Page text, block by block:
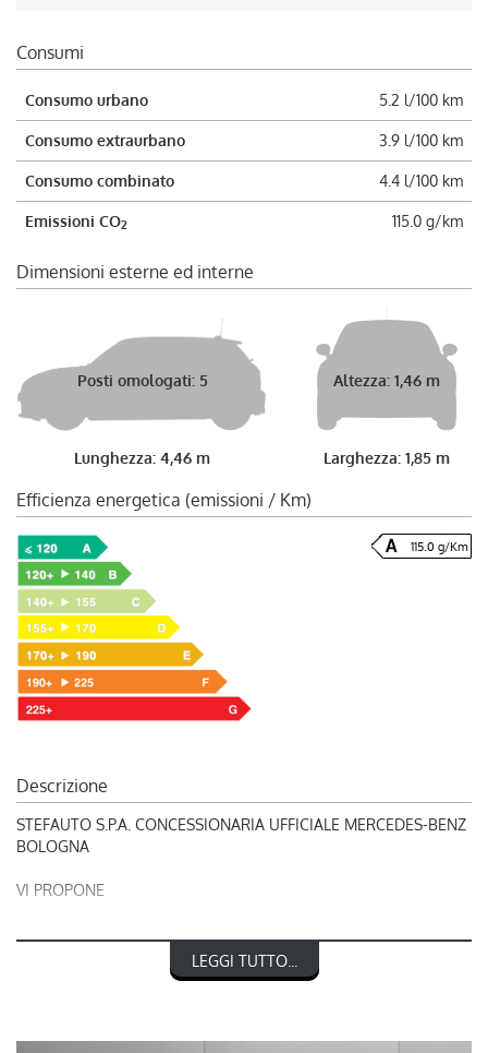
Consumi
Consumo urbano 5.2 l/100 km
Consumo extraurbano 3.9 l/100 km
Consumo combinato 4.4 l/100 km
Emissioni CO2 115.0 g/km
Dimensioni esterne ed interne
Posti omologati: 5
Lunghezza: 4,46 m
Altezza: 1,46 m
Larghezza: 1,85 m
Efficienza energetica (emissioni / Km)
115.0 g/Km
Descrizione
STEFAUTO S.P.A. CONCESSIONARIA UFFICIALE MERCEDES-BENZ
BOLOGNA
VI PROPONE
MERCEDES-BENZ CLASSE A 180 d Automatic Business
nel prezzo è escluso il passaggio di proprietà
LEGGI TUTTO...